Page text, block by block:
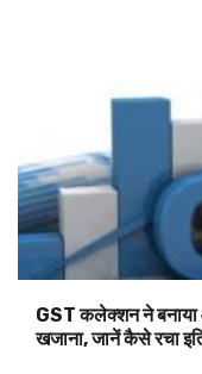
GST कलेक्शन ने बनाया
खजाना, जानें कैसे रचा